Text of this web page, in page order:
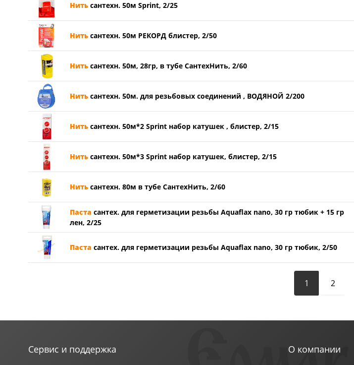
Нить сантехн. 50м Sprint, 2/25
Нить сантехн. 50м РЕКОРД блистер, 2/50
Нить сантехн. 50м, 28гр, в тубе СантехНить, 2/60
Нить сантехн. 50м. для резьбовых соединений , ВОДЯНОЙ 2/200
Нить сантехн. 50м*2 Sprint набор катушек , блистер, 2/15
Нить сантехн. 50м*3 Sprint набор катушек, блистер, 2/15
Нить сантехн. 80м в тубе СантехНить, 2/60
Паста сантех. для герметизации резьбы Aquaflax nano, 30 гр тюбик + 15 гр
лен, 2/25
Паста сантех. для герметизации резьбы Aquaflax nano, 30 гр тюбик, 2/50
1 2
Сервис и поддержка О компании